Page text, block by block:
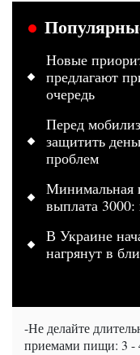
Новые
предлагают
очередь
Перед
защитить
проблем
Минимальная
выплата 3000:
В Украине
нагрянут в
-Не делайте
приемами пищи: 3 -